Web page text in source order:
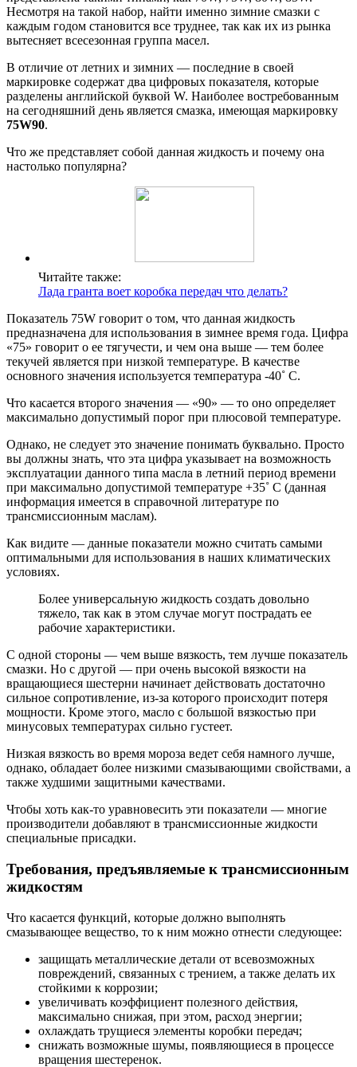
Несмотря на такой набор, найти именно зимние смазки с
каждым годом становится все труднее, так как их из рынка
вытесняет всесезонная группа масел.
В отличие от летних и зимних — последние в своей
маркировке содержат два цифровых показателя, которые
разделены английской буквой W. Наиболее востребованным
на сегодняшний день является смазка, имеющая маркировку
75W90.
Что же представляет собой данная жидкость и почему она
настолько популярна?
Читайте также:
Лада гранта воет коробка передач что делать?
Показатель 75W говорит о том, что данная жидкость
предназначена для использования в зимнее время года. Цифра
«75» говорит о ее тягучести, и чем она выше — тем более
текучей является при низкой температуре. В качестве
основного значения используется температура -40˚ С.
Что касается второго значения — «90» — то оно определяет
максимально допустимый порог при плюсовой температуре.
Однако, не следует это значение понимать буквально. Просто
вы должны знать, что эта цифра указывает на возможность
эксплуатации данного типа масла в летний период времени
при максимально допустимой температуре +35˚ С (данная
информация имеется в справочной литературе по
трансмиссионным маслам).
Как видите — данные показатели можно считать самыми
оптимальными для использования в наших климатических
условиях.
Более универсальную жидкость создать довольно
тяжело, так как в этом случае могут пострадать ее
рабочие характеристики.
С одной стороны — чем выше вязкость, тем лучше показатель
смазки. Но с другой — при очень высокой вязкости на
вращающиеся шестерни начинает действовать достаточно
сильное сопротивление, из-за которого происходит потеря
мощности. Кроме этого, масло с большой вязкостью при
минусовых температурах сильно густеет.
Низкая вязкость во время мороза ведет себя намного лучше,
однако, обладает более низкими смазывающими свойствами, а
также худшими защитными качествами.
Чтобы хоть как-то уравновесить эти показатели — многие
производители добавляют в трансмиссионные жидкости
специальные присадки.
Требования, предъявляемые к трансмиссионным
жидкостям
Что касается функций, которые должно выполнять
смазывающее вещество, то к ним можно отнести следующее:
защищать металлические детали от всевозможных
повреждений, связанных с трением, а также делать их
стойкими к коррозии;
увеличивать коэффициент полезного действия,
максимально снижая, при этом, расход энергии;
охлаждать трущиеся элементы коробки передач;
снижать возможные шумы, появляющиеся в процессе
вращения шестеренок.